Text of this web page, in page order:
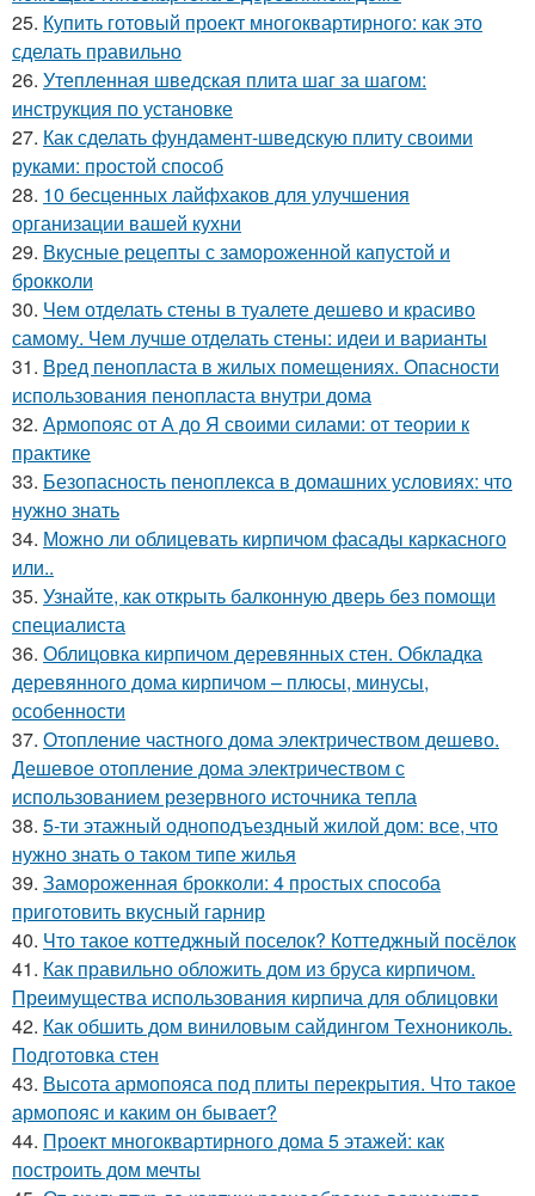
25. Купить готовый проект многоквартирного: как это
сделать правильно
26. Утепленная шведская плита шаг за шагом:
инструкция по установке
27. Как сделать фундамент-шведскую плиту своими
руками: простой способ
28. 10 бесценных лайфхаков для улучшения
организации вашей кухни
29. Вкусные рецепты с замороженной капустой и
брокколи
30. Чем отделать стены в туалете дешево и красиво
самому. Чем лучше отделать стены: идеи и варианты
31. Вред пенопласта в жилых помещениях. Опасности
использования пенопласта внутри дома
32. Армопояс от А до Я своими силами: от теории к
практике
33. Безопасность пеноплекса в домашних условиях: что
нужно знать
34. Можно ли облицевать кирпичом фасады каркасного
или..
35. Узнайте, как открыть балконную дверь без помощи
специалиста
36. Облицовка кирпичом деревянных стен. Обкладка
деревянного дома кирпичом – плюсы, минусы,
особенности
37. Отопление частного дома электричеством дешево.
Дешевое отопление дома электричеством с
использованием резервного источника тепла
38. 5-ти этажный одноподъездный жилой дом: все, что
нужно знать о таком типе жилья
39. Замороженная брокколи: 4 простых способа
приготовить вкусный гарнир
40. Что такое коттеджный поселок? Коттеджный посёлок
41. Как правильно обложить дом из бруса кирпичом.
Преимущества использования кирпича для облицовки
42. Как обшить дом виниловым сайдингом Технониколь.
Подготовка стен
43. Высота армопояса под плиты перекрытия. Что такое
армопояс и каким он бывает?
44. Проект многоквартирного дома 5 этажей: как
построить дом мечты